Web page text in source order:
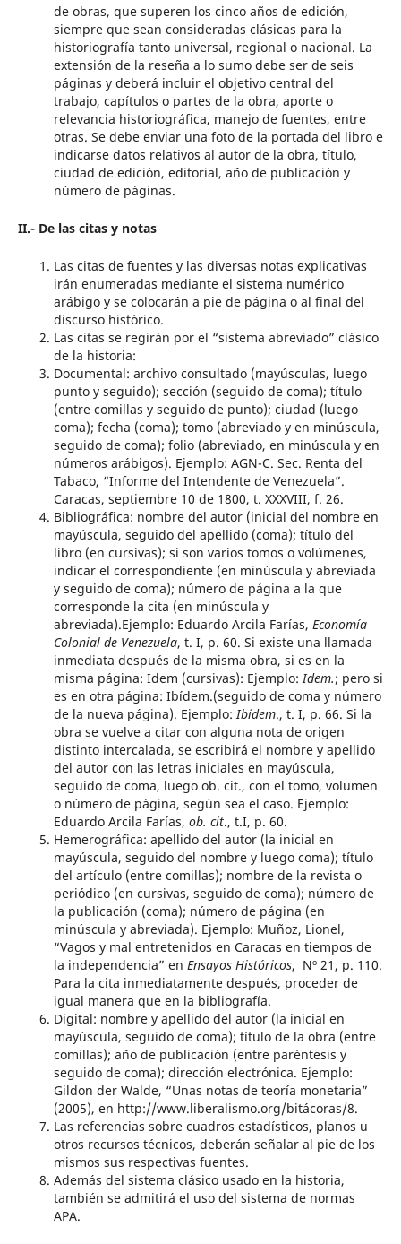
de obras, que superen los cinco años de edición,
siempre que sean consideradas clásicas para la
historiografía tanto universal, regional o nacional. La
extensión de la reseña a lo sumo debe ser de seis
páginas y deberá incluir el objetivo central del
trabajo, capítulos o partes de la obra, aporte o
relevancia historiográfica, manejo de fuentes, entre
otras. Se debe enviar una foto de la portada del libro e
indicarse datos relativos al autor de la obra, título,
ciudad de edición, editorial, año de publicación y
número de páginas.
II.- De las citas y notas
Las citas de fuentes y las diversas notas explicativas
irán enumeradas mediante el sistema numérico
arábigo y se colocarán a pie de página o al final del
discurso histórico.
Las citas se regirán por el “sistema abreviado” clásico
de la historia:
Documental: archivo consultado (mayúsculas, luego
punto y seguido); sección (seguido de coma); título
(entre comillas y seguido de punto); ciudad (luego
coma); fecha (coma); tomo (abreviado y en minúscula,
seguido de coma); folio (abreviado, en minúscula y en
números arábigos). Ejemplo: AGN-C. Sec. Renta del
Tabaco, “Informe del Intendente de Venezuela”.
Caracas, septiembre 10 de 1800, t. XXXVIII, f. 26.
Bibliográfica: nombre del autor (inicial del nombre en
mayúscula, seguido del apellido (coma); título del
libro (en cursivas); si son varios tomos o volúmenes,
indicar el correspondiente (en minúscula y abreviada
y seguido de coma); número de página a la que
corresponde la cita (en minúscula y
abreviada).Ejemplo: Eduardo Arcila Farías, Economía
Colonial de Venezuela, t. I, p. 60. Si existe una llamada
inmediata después de la misma obra, si es en la
misma página: Idem (cursivas): Ejemplo:Idem.; pero si
es en otra página: Ibídem.(seguido de coma y número
de la nueva página). Ejemplo:Ibídem., t. I, p. 66. Si la
obra se vuelve a citar con alguna nota de origen
distinto intercalada, se escribirá el nombre y apellido
del autor con las letras iniciales en mayúscula,
seguido de coma, luego ob. cit., con el tomo, volumen
o número de página, según sea el caso. Ejemplo:
Eduardo Arcila Farías, ob. cit., t.I, p. 60.
Hemerográfica: apellido del autor (la inicial en
mayúscula, seguido del nombre y luego coma); título
del artículo (entre comillas); nombre de la revista o
periódico (en cursivas, seguido de coma); número de
la publicación (coma); número de página (en
minúscula y abreviada). Ejemplo: Muñoz, Lionel,
“Vagos y mal entretenidos en Caracas en tiempos de
la independencia” en Ensayos Históricos, Nº 21, p. 110.
Para la cita inmediatamente después, proceder de
igual manera que en la bibliografía.
Digital: nombre y apellido del autor (la inicial en
mayúscula, seguido de coma); título de la obra (entre
comillas); año de publicación (entre paréntesis y
seguido de coma); dirección electrónica. Ejemplo:
Gildon der Walde, “Unas notas de teoría monetaria”
(2005), en http://www.liberalismo.org/bitácoras/8.
Las referencias sobre cuadros estadísticos, planos u
otros recursos técnicos, deberán señalar al pie de los
mismos sus respectivas fuentes.
Además del sistema clásico usado en la historia,
también se admitirá el uso del sistema de normas
APA.